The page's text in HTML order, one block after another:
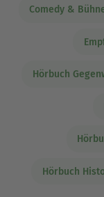
Comedy &
Hörbuch
Hörbuch